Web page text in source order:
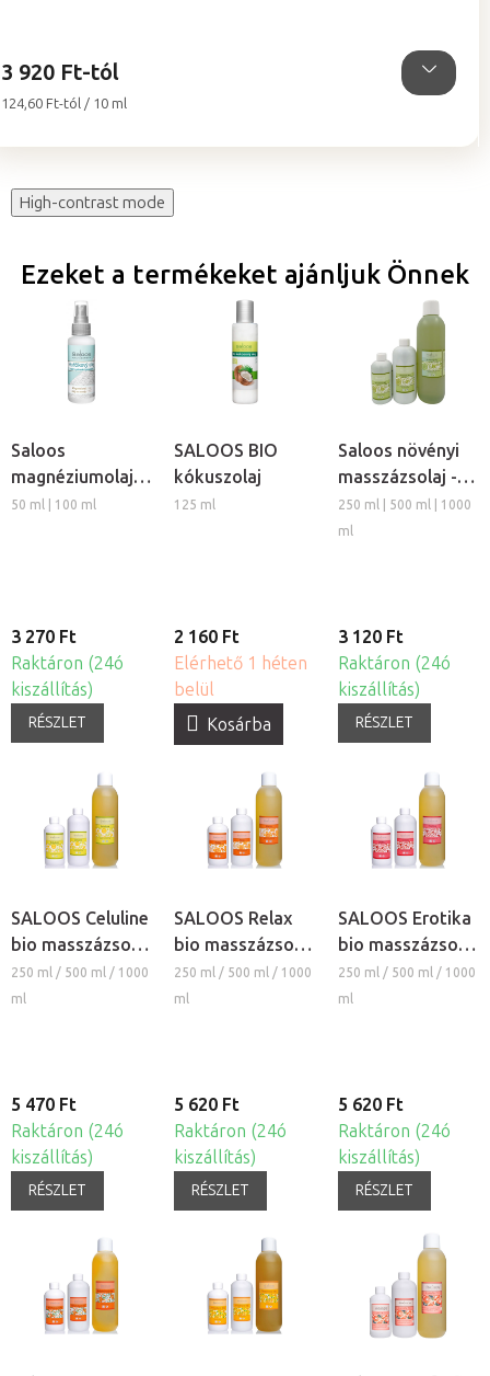
3 920 Ft-tól
Egységár:
124,60 Ft-tól / 10 ml
High-contrast mode
Ezeket a termékeket ajánljuk Önnek
Saloos
magnéziumolaj
izmokra
50 ml | 100 ml
3 270 Ft
Raktáron (24ó
kiszállítás)
RÉSZLET
SALOOS BIO
kókuszolaj
125 ml
2 160 Ft
Elérhető 1 héten
belül
Kosárba
Saloos növényi
masszázsolaj -
Szőlő
250 ml | 500 ml | 1000
ml
3 120 Ft
Raktáron (24ó
kiszállítás)
RÉSZLET
SALOOS Celuline
bio masszázsolaj
és testolaj
250 ml / 500 ml / 1000
ml
5 470 Ft
Raktáron (24ó
kiszállítás)
RÉSZLET
SALOOS Relax
bio masszázsolaj
és testolaj
250 ml / 500 ml / 1000
ml
5 620 Ft
Raktáron (24ó
kiszállítás)
RÉSZLET
SALOOS Erotika
bio masszázsolaj
és testolaj
250 ml / 500 ml / 1000
ml
5 620 Ft
Raktáron (24ó
kiszállítás)
RÉSZLET